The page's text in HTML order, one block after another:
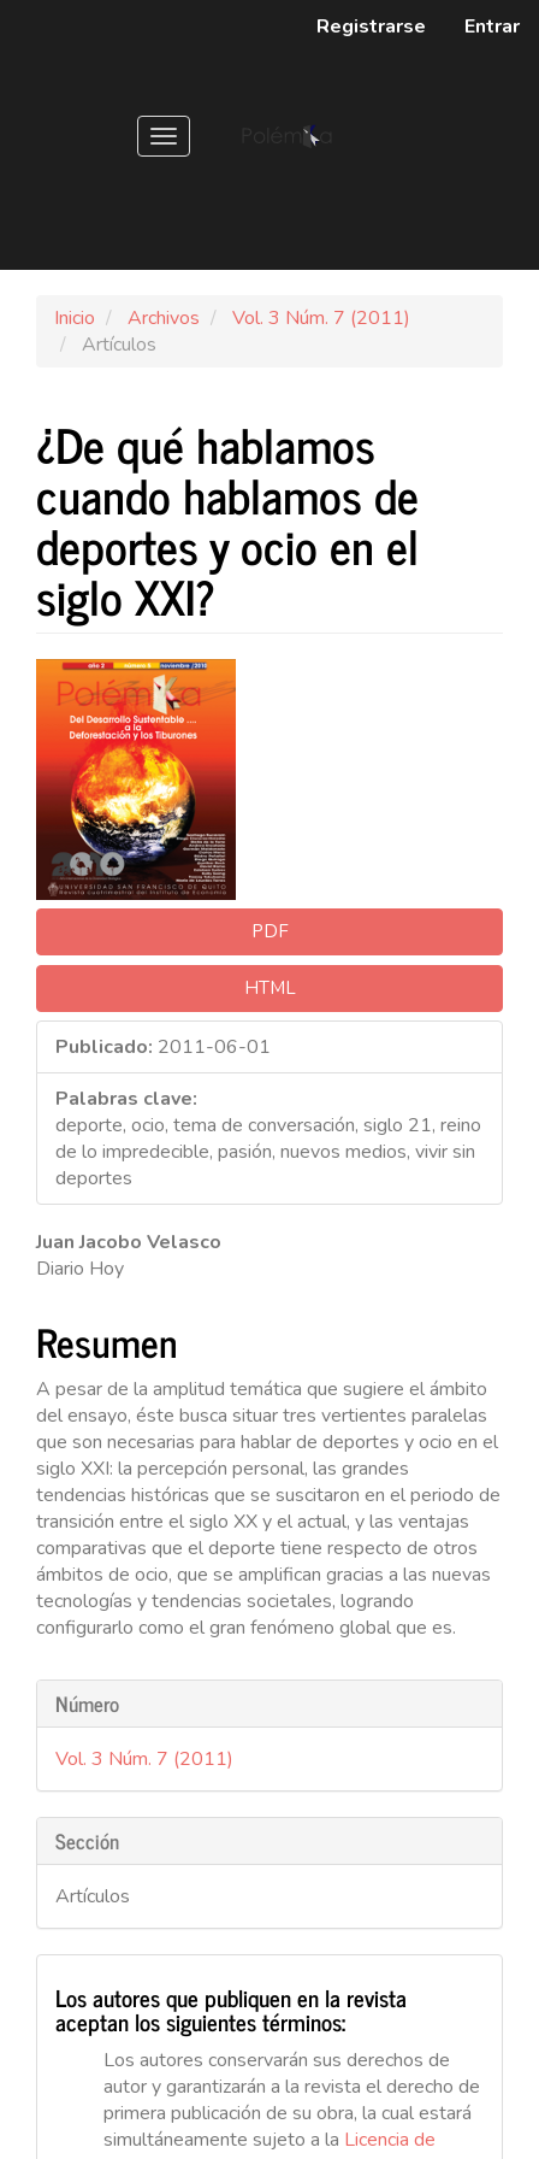
Registrarse Entrar
Toggle
Inicio Archivos
Vol. 3 Núm. 7 (2011)
Artículos
¿De qué hablamos
cuando hablamos de
deportes y ocio en el
siglo XXI?
Barra
lateral
del
artículo
PDF
HTML
Publicado: 2011-06-01
Palabras clave:
deporte, ocio, tema de conversación, siglo 21, reino
de lo impredecible, pasión, nuevos medios, vivir sin
deportes
Contenido
principal
del
artículo
Juan Jacobo Velasco
Diario Hoy
Resumen
A pesar de la amplitud temática que sugiere el ámbito
del ensayo, éste busca situar tres vertientes paralelas
que son necesarias para hablar de deportes y ocio en el
siglo XXI: la percepción personal, las grandes
tendencias históricas que se suscitaron en el periodo de
transición entre el siglo XX y el actual, y las ventajas
comparativas que el deporte tiene respecto de otros
ámbitos de ocio, que se amplifican gracias a las nuevas
tecnologías y tendencias societales, logrando
configurarlo como el gran fenómeno global que es.
Detalles
del
artículo
Número
Vol. 3 Núm. 7 (2011)
Sección
Artículos
Los autores que publiquen en la revista
aceptan los siguientes términos:
Los autores conservarán sus derechos de
autor y garantizarán a la revista el derecho de
primera publicación de su obra, la cual estará
simultáneamente sujeto a la Licencia de